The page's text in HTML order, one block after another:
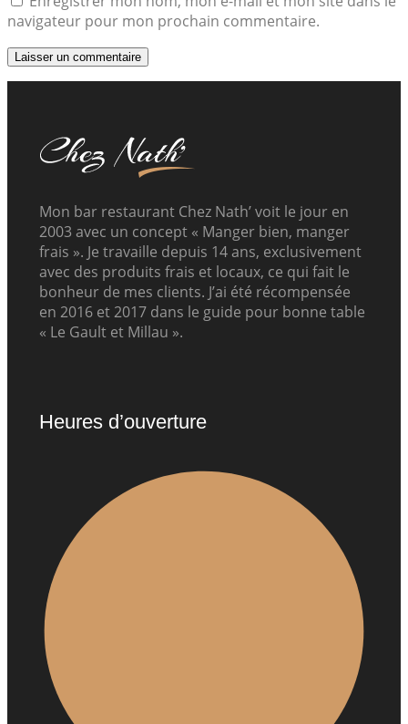
navigateur pour mon prochain commentaire.
Mon bar restaurant Chez Nath’ voit le jour en
2003 avec un concept « Manger bien, manger
frais ». Je travaille depuis 14 ans, exclusivement
avec des produits frais et locaux, ce qui fait le
bonheur de mes clients. J’ai été récompensée
en 2016 et 2017 dans le guide pour bonne table
« Le Gault et Millau ».
Heures d’ouverture